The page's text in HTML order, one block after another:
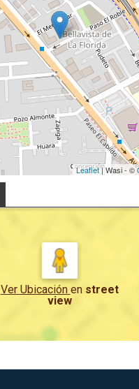
Leaflet| Wasi - ©
Ver Ubicación en street
view